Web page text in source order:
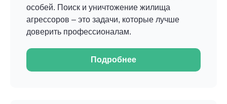
особей. Поиск и уничтожение жилища
агрессоров – это задачи, которые лучше
доверить профессионалам.
Подробнее